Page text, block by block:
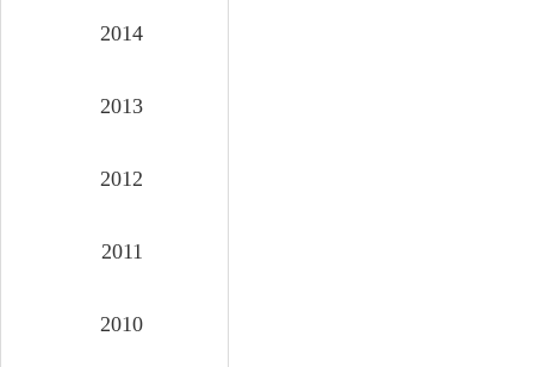
2014
2013
2012
2011
2010